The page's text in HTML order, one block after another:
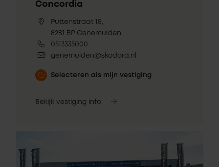
Concordia
Puttenstraat 18,
8281 BP Genemuiden
0513335000
genemuiden@skodora.nl
Selecteren als mijn vestiging
Bekijk vestiging info